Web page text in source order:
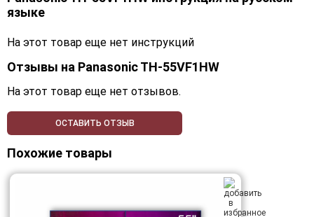
языке
На этот товар еще нет инструкций
Отзывы на Panasonic TH-55VF1HW
На этот товар еще нет отзывов.
ОСТАВИТЬ ОТЗЫВ
Похожие товары